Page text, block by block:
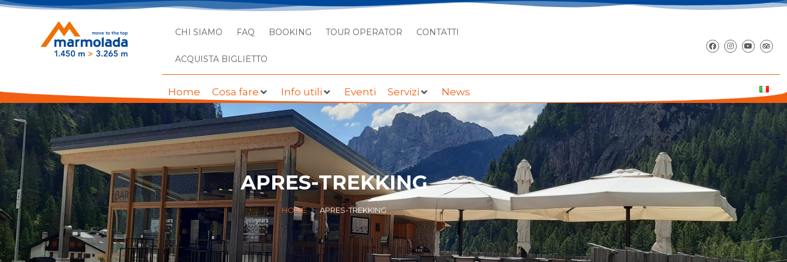
CHI SIAMO FAQ BOOKING TOUR OPERATOR CONTATTI
ACQUISTA BIGLIETTO
Home Cosa fare Info utili Eventi Servizi News
APRES-TREKKING
HOME APRES-TREKKING